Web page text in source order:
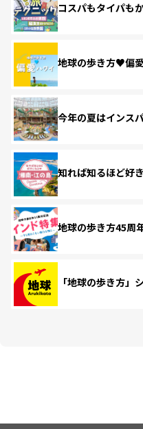
コスパもタイパも
地球の歩き方♥偏
今年の夏はインス
知れば知るほど好
地球の歩き方45周
「地球の歩き方」